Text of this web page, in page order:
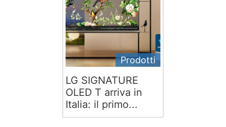
Prodotti
LG SIGNATURE
OLED T arriva in
Italia: il primo...